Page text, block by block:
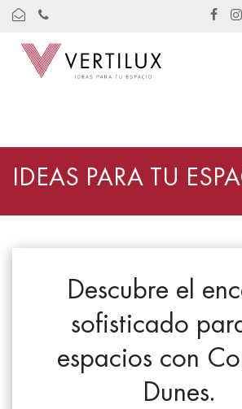
IDEAS PARA TU
Descubre el
sofisticado
espacios con
Dunes.